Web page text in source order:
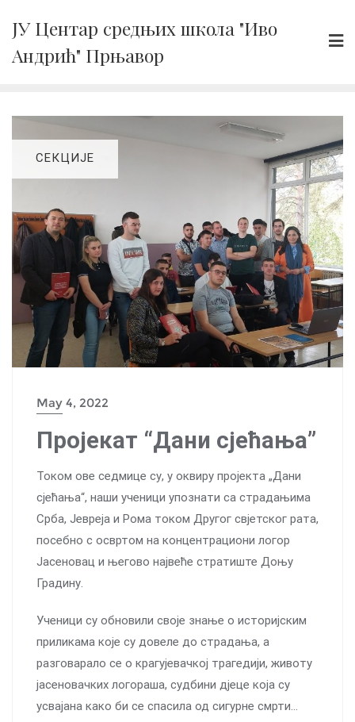
content
ЈУ Центар средњих школа "Иво
Андрић" Прњавор
СЕКЦИЈЕ
May 4, 2022
Пројекат “Дани сјећања”
Током ове седмице су, у оквиру пројекта „Дани
сјећања“, наши ученици упознати са страдањима
Срба, Јевреја и Рома током Другог свјетског рата,
посeбно с освртом на концентрациони логор
Јасеновац и његово највеће стратиште Доњу
Градину.
Ученици су обновили своје знање о историјским
приликама које су довеле до страдања, а
разговарало се о крагујевачкој трагедији, животу
јасеновачких логораша, судбини дјеце која су
усвајана како би се спасила од сигурне смрти…